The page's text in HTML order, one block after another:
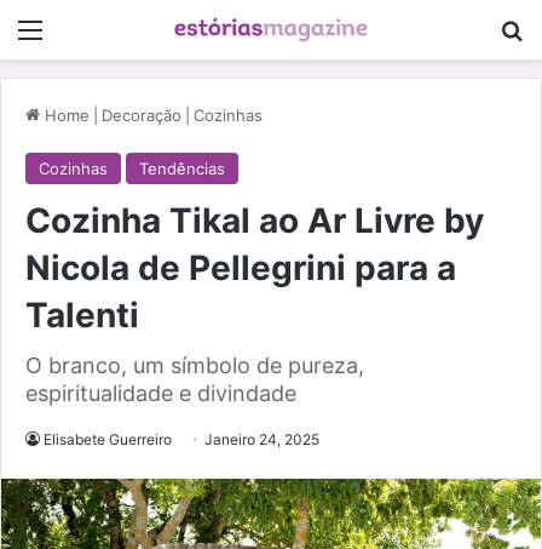
Menu
Home Decoração Cozinhas
Cozinhas Tendências
Cozinha Tikal ao Ar Livre by
Nicola de Pellegrini para a
Talenti
O branco, um símbolo de pureza,
espiritualidade e divindade
Elisabete Guerreiro Janeiro 24, 2025